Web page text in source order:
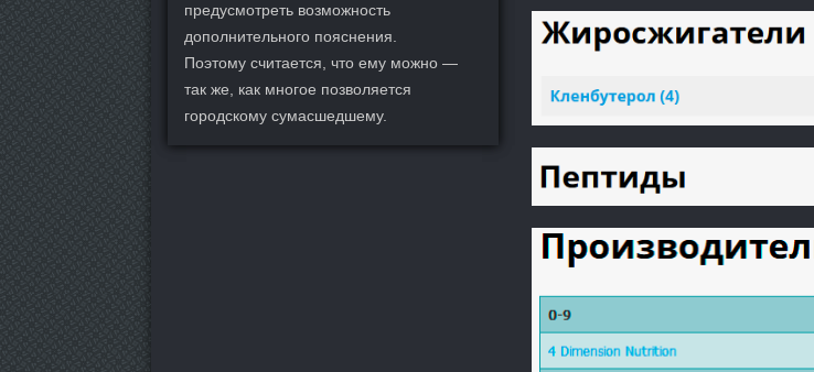
предусмотреть возможность
дополнительного пояснения.
Поэтому считается, что ему можно —
так же, как многое позволяется
городскому сумасшедшему.